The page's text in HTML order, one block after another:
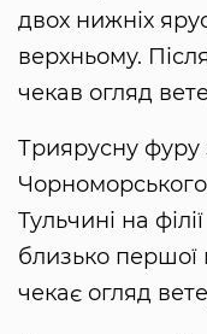
двох нижніх
верхньому.
чекав огляд
Триярусну фуру
Тульчині на
близько першої
чекає огляд